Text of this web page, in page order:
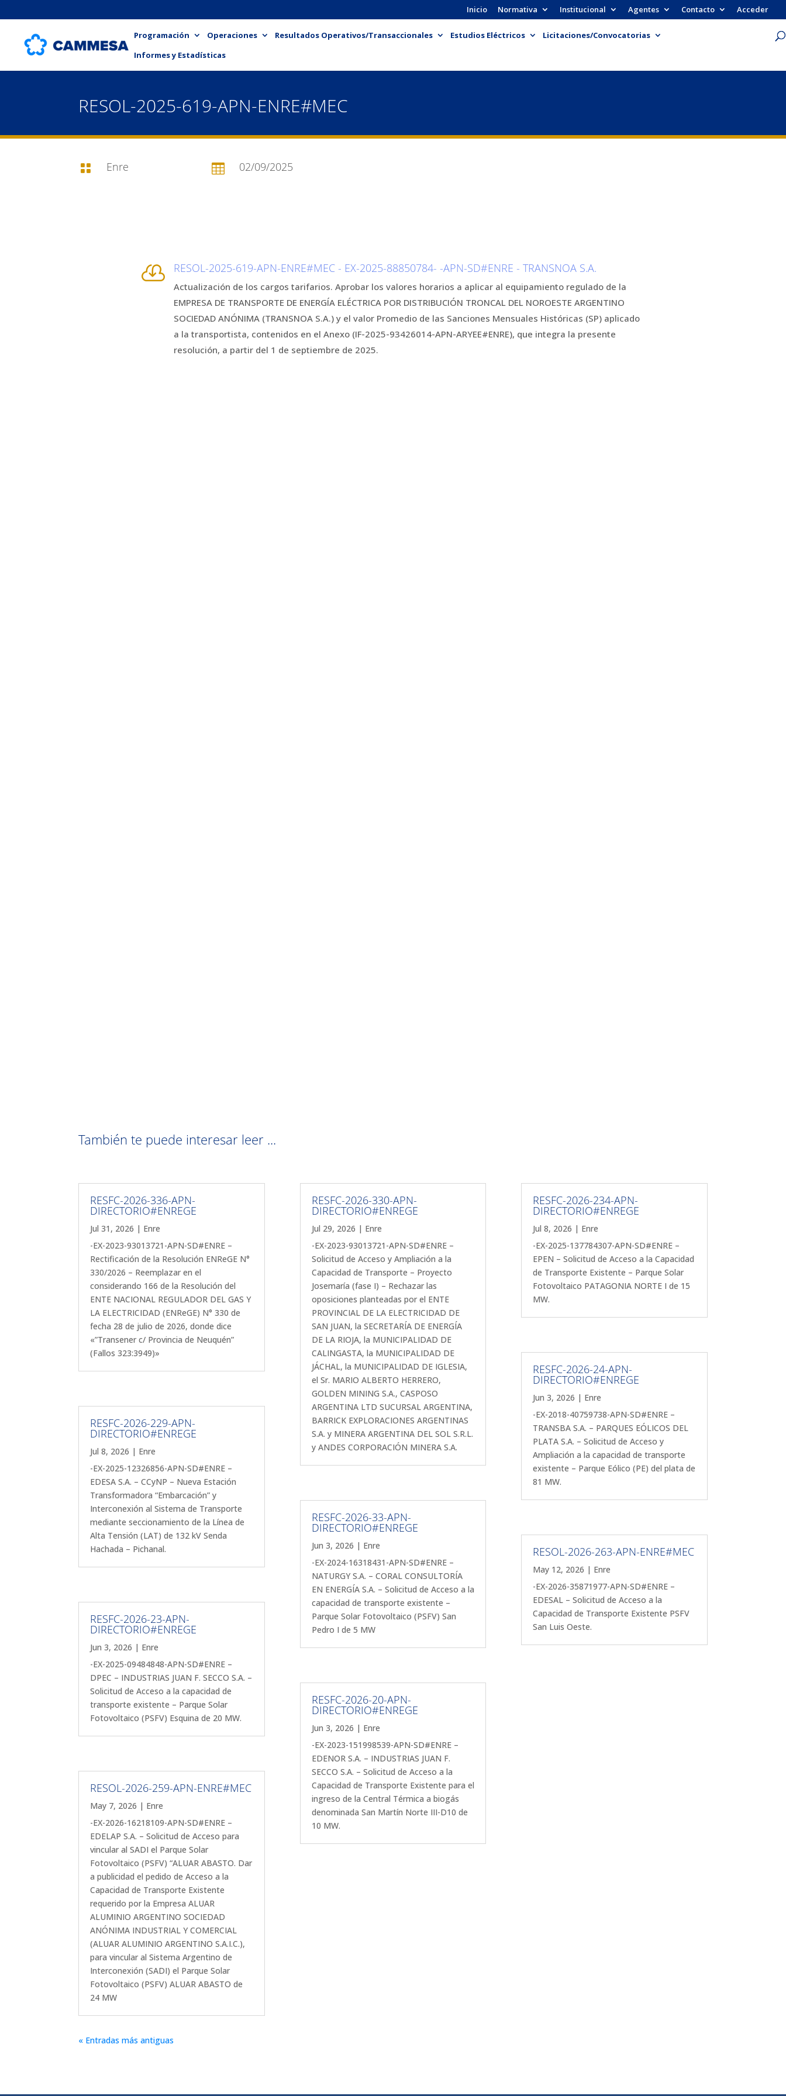
Inicio Normativa Institucional Agentes Contacto Acceder
Programación Operaciones Resultados Operativos/Transaccionales Estudios Eléctricos
Licitaciones/Convocatorias
Informes y Estadísticas
RESOL-2025-619-APN-ENRE#MEC
 Enre  02/09/2025
 RESOL-2025-619-APN-ENRE#MEC - EX-2025-88850784- -APN-SD#ENRE - TRANSNOA S.A.
Actualización de los cargos tarifarios. Aprobar los valores horarios a aplicar al equipamiento regulado de la
EMPRESA DE TRANSPORTE DE ENERGÍA ELÉCTRICA POR DISTRIBUCIÓN TRONCAL DEL NOROESTE ARGENTINO
SOCIEDAD ANÓNIMA (TRANSNOA S.A.) y el valor Promedio de las Sanciones Mensuales Históricas (SP) aplicado
a la transportista, contenidos en el Anexo (IF-2025-93426014-APN-ARYEE#ENRE), que integra la presente
resolución, a partir del 1 de septiembre de 2025.
También te puede interesar leer ...
RESFC-2026-336-APN-
DIRECTORIO#ENREGE
Jul 31, 2026 | Enre
-EX-2023-93013721-APN-SD#ENRE –
Rectificación de la Resolución ENReGE N°
330/2026 – Reemplazar en el
considerando 166 de la Resolución del
ENTE NACIONAL REGULADOR DEL GAS Y
LA ELECTRICIDAD (ENReGE) N° 330 de
fecha 28 de julio de 2026, donde dice
«”Transener c/ Provincia de Neuquén”
(Fallos 323:3949)»
RESFC-2026-229-APN-
DIRECTORIO#ENREGE
Jul 8, 2026 | Enre
-EX-2025-12326856-APN-SD#ENRE –
EDESA S.A. – CCyNP – Nueva Estación
Transformadora “Embarcación” y
Interconexión al Sistema de Transporte
mediante seccionamiento de la Línea de
Alta Tensión (LAT) de 132 kV Senda
Hachada – Pichanal.
RESFC-2026-23-APN-
DIRECTORIO#ENREGE
Jun 3, 2026 | Enre
-EX-2025-09484848-APN-SD#ENRE –
DPEC – INDUSTRIAS JUAN F. SECCO S.A. –
Solicitud de Acceso a la capacidad de
transporte existente – Parque Solar
Fotovoltaico (PSFV) Esquina de 20 MW.
RESOL-2026-259-APN-ENRE#MEC
May 7, 2026 | Enre
-EX-2026-16218109-APN-SD#ENRE –
EDELAP S.A. – Solicitud de Acceso para
vincular al SADI el Parque Solar
Fotovoltaico (PSFV) “ALUAR ABASTO. Dar
a publicidad el pedido de Acceso a la
Capacidad de Transporte Existente
requerido por la Empresa ALUAR
ALUMINIO ARGENTINO SOCIEDAD
ANÓNIMA INDUSTRIAL Y COMERCIAL
(ALUAR ALUMINIO ARGENTINO S.A.I.C.),
para vincular al Sistema Argentino de
Interconexión (SADI) el Parque Solar
Fotovoltaico (PSFV) ALUAR ABASTO de
24 MW
RESFC-2026-330-APN-
DIRECTORIO#ENREGE
Jul 29, 2026 | Enre
-EX-2023-93013721-APN-SD#ENRE –
Solicitud de Acceso y Ampliación a la
Capacidad de Transporte – Proyecto
Josemaría (fase I) – Rechazar las
oposiciones planteadas por el ENTE
PROVINCIAL DE LA ELECTRICIDAD DE
SAN JUAN, la SECRETARÍA DE ENERGÍA
DE LA RIOJA, la MUNICIPALIDAD DE
CALINGASTA, la MUNICIPALIDAD DE
JÁCHAL, la MUNICIPALIDAD DE IGLESIA,
el Sr. MARIO ALBERTO HERRERO,
GOLDEN MINING S.A., CASPOSO
ARGENTINA LTD SUCURSAL ARGENTINA,
BARRICK EXPLORACIONES ARGENTINAS
S.A. y MINERA ARGENTINA DEL SOL S.R.L.
y ANDES CORPORACIÓN MINERA S.A.
RESFC-2026-33-APN-
DIRECTORIO#ENREGE
Jun 3, 2026 | Enre
-EX-2024-16318431-APN-SD#ENRE –
NATURGY S.A. – CORAL CONSULTORÍA
EN ENERGÍA S.A. – Solicitud de Acceso a la
capacidad de transporte existente –
Parque Solar Fotovoltaico (PSFV) San
Pedro I de 5 MW
RESFC-2026-20-APN-
DIRECTORIO#ENREGE
Jun 3, 2026 | Enre
-EX-2023-151998539-APN-SD#ENRE –
EDENOR S.A. – INDUSTRIAS JUAN F.
SECCO S.A. – Solicitud de Acceso a la
Capacidad de Transporte Existente para el
ingreso de la Central Térmica a biogás
denominada San Martín Norte III-D10 de
10 MW.
RESFC-2026-234-APN-
DIRECTORIO#ENREGE
Jul 8, 2026 | Enre
-EX-2025-137784307-APN-SD#ENRE –
EPEN – Solicitud de Acceso a la Capacidad
de Transporte Existente – Parque Solar
Fotovoltaico PATAGONIA NORTE I de 15
MW.
RESFC-2026-24-APN-
DIRECTORIO#ENREGE
Jun 3, 2026 | Enre
-EX-2018-40759738-APN-SD#ENRE –
TRANSBA S.A. – PARQUES EÓLICOS DEL
PLATA S.A. – Solicitud de Acceso y
Ampliación a la capacidad de transporte
existente – Parque Eólico (PE) del plata de
81 MW.
RESOL-2026-263-APN-ENRE#MEC
May 12, 2026 | Enre
-EX-2026-35871977-APN-SD#ENRE –
EDESAL – Solicitud de Acceso a la
Capacidad de Transporte Existente PSFV
San Luis Oeste.
« Entradas más antiguas